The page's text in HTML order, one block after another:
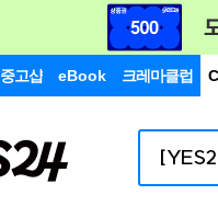
중고샵 eBook 크레마클럽